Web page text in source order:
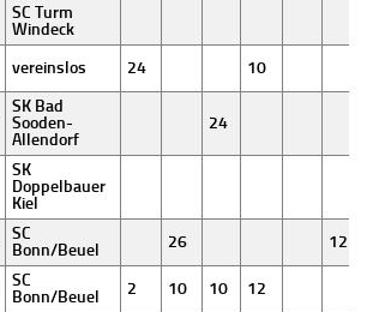
SC Turm
Windeck
vereinslos 24 10
SK Bad
Sooden-
Allendorf
24
SK
Doppelbauer
Kiel
SC
Bonn/Beuel
26 12
SC
Bonn/Beuel
2 10 10 12